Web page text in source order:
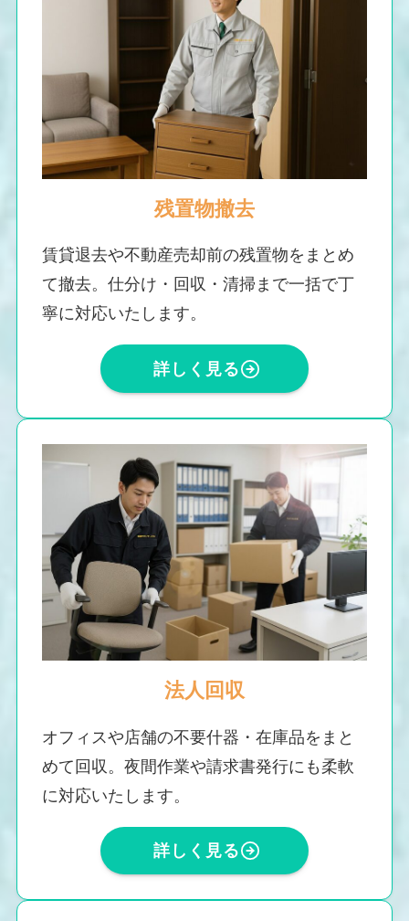
残置物撤去
賃貸退去や不動産売却前の残置物をまとめ
て撤去。仕分け・回収・清掃まで一括で丁
寧に対応いたします。
詳しく見る
法人回収
オフィスや店舗の不要什器・在庫品をまと
めて回収。夜間作業や請求書発行にも柔軟
に対応いたします。
詳しく見る